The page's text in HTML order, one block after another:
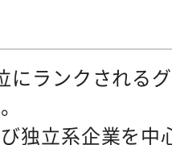
にランクされる
独立系企業を中